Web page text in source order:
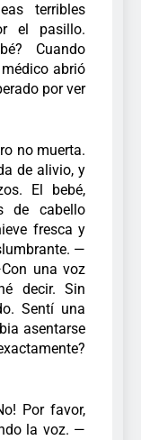
terribles
el pasillo.
Cuando
abrió
por ver
no muerta.
de alivio, y
El bebé,
de cabello
fresca y
—
una voz
decir. Sin
Sentí una
asentarse
Por favor,
la voz. —